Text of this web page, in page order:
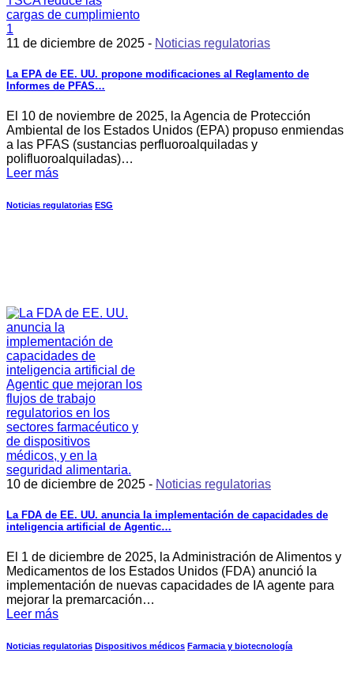
11 de diciembre de 2025 - Noticias regulatorias
La EPA de EE. UU. propone modificaciones al Reglamento de
Informes de PFAS…
El 10 de noviembre de 2025, la Agencia de Protección
Ambiental de los Estados Unidos (EPA) propuso enmiendas
a las PFAS (sustancias perfluoroalquiladas y
polifluoroalquiladas)…
Leer más
Noticias regulatorias ESG
10 de diciembre de 2025 - Noticias regulatorias
La FDA de EE. UU. anuncia la implementación de capacidades de
inteligencia artificial de Agentic…
El 1 de diciembre de 2025, la Administración de Alimentos y
Medicamentos de los Estados Unidos (FDA) anunció la
implementación de nuevas capacidades de IA agente para
mejorar la premarcación…
Leer más
Noticias regulatorias Dispositivos médicos Farmacia y biotecnología